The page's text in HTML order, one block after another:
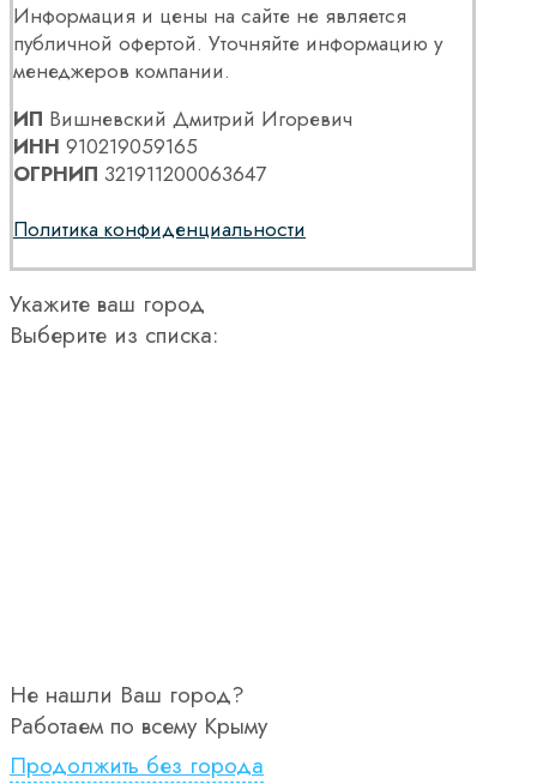
Информация и цены на сайте не является
публичной офертой. Уточняйте информацию у
менеджеров компании.
ИП Вишневский Дмитрий Игоревич
ИНН 910219059165
ОГРНИП 321911200063647
Политика конфиденциальности
Укажите ваш город
Выберите из списка:
Не нашли Ваш город?
Работаем по всему Крыму
Продолжить без города